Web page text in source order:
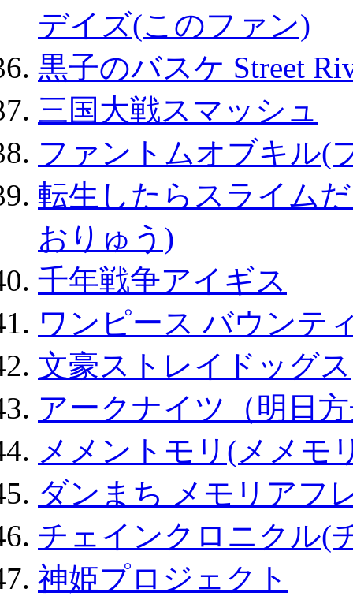
デイズ(このファン)
黒子のバスケ Street
三国大戦スマッシュ
ファントムオブキル(
転生したらスライム
おりゅう)
千年戦争アイギス
ワンピース バウンテ
文豪ストレイドッグス
アークナイツ（明日
メメントモリ(メメモ
ダンまち メモリアフ
チェインクロニクル(
神姫プロジェクト